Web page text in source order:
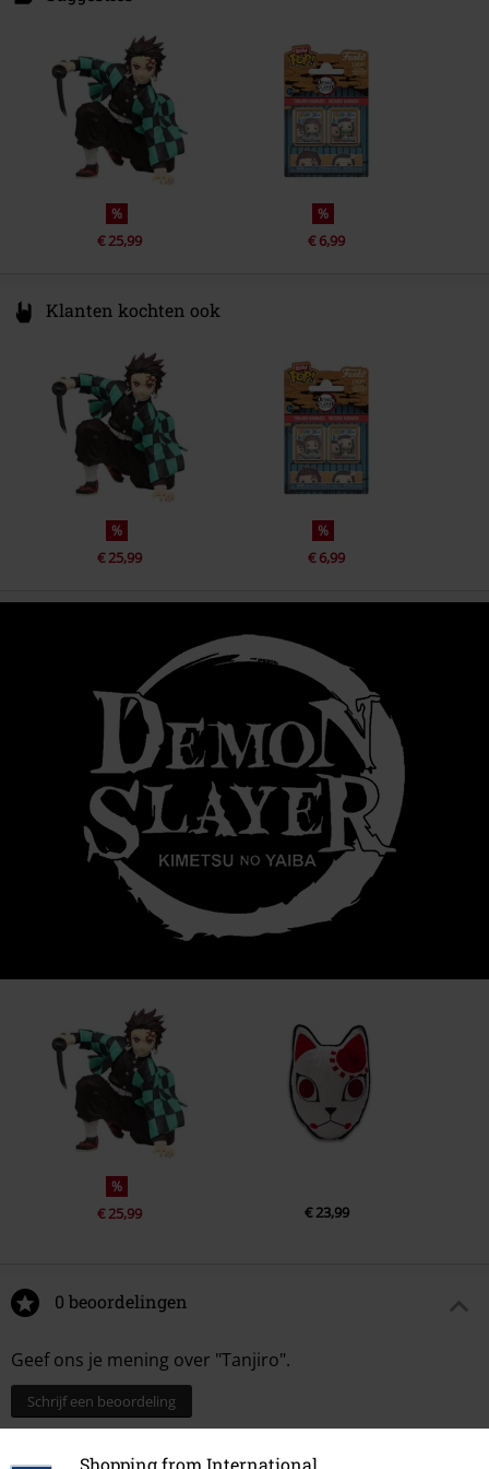
Shopping from International
76530 Grand-Couronne
www.abyssecorp.com
%
€ 25,99
%
€ 6,99
Klanten kochten ook
%
€ 25,99
%
€ 6,99
%
€ 25,99 € 23,99
0 beoordelingen
Geef ons je mening over "Tanjiro".
Schrijf een beoordeling